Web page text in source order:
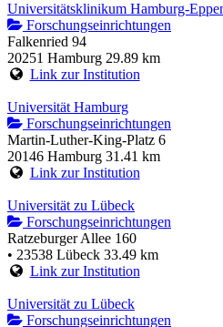
Universitätsklinikum Hamburg-
Forschungseinrichtungen
Falkenried 94
20251 Hamburg 29.89 km
Link zur Institution
Universität Hamburg
Forschungseinrichtungen
Martin-Luther-King-Platz 6
20146 Hamburg 31.41 km
Link zur Institution
Universität zu Lübeck
Forschungseinrichtungen
Ratzeburger Allee 160
• 23538 Lübeck 33.49 km
Link zur Institution
Universität zu Lübeck
Forschungseinrichtungen